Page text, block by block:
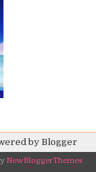
by Blogger
NewBloggerThemes